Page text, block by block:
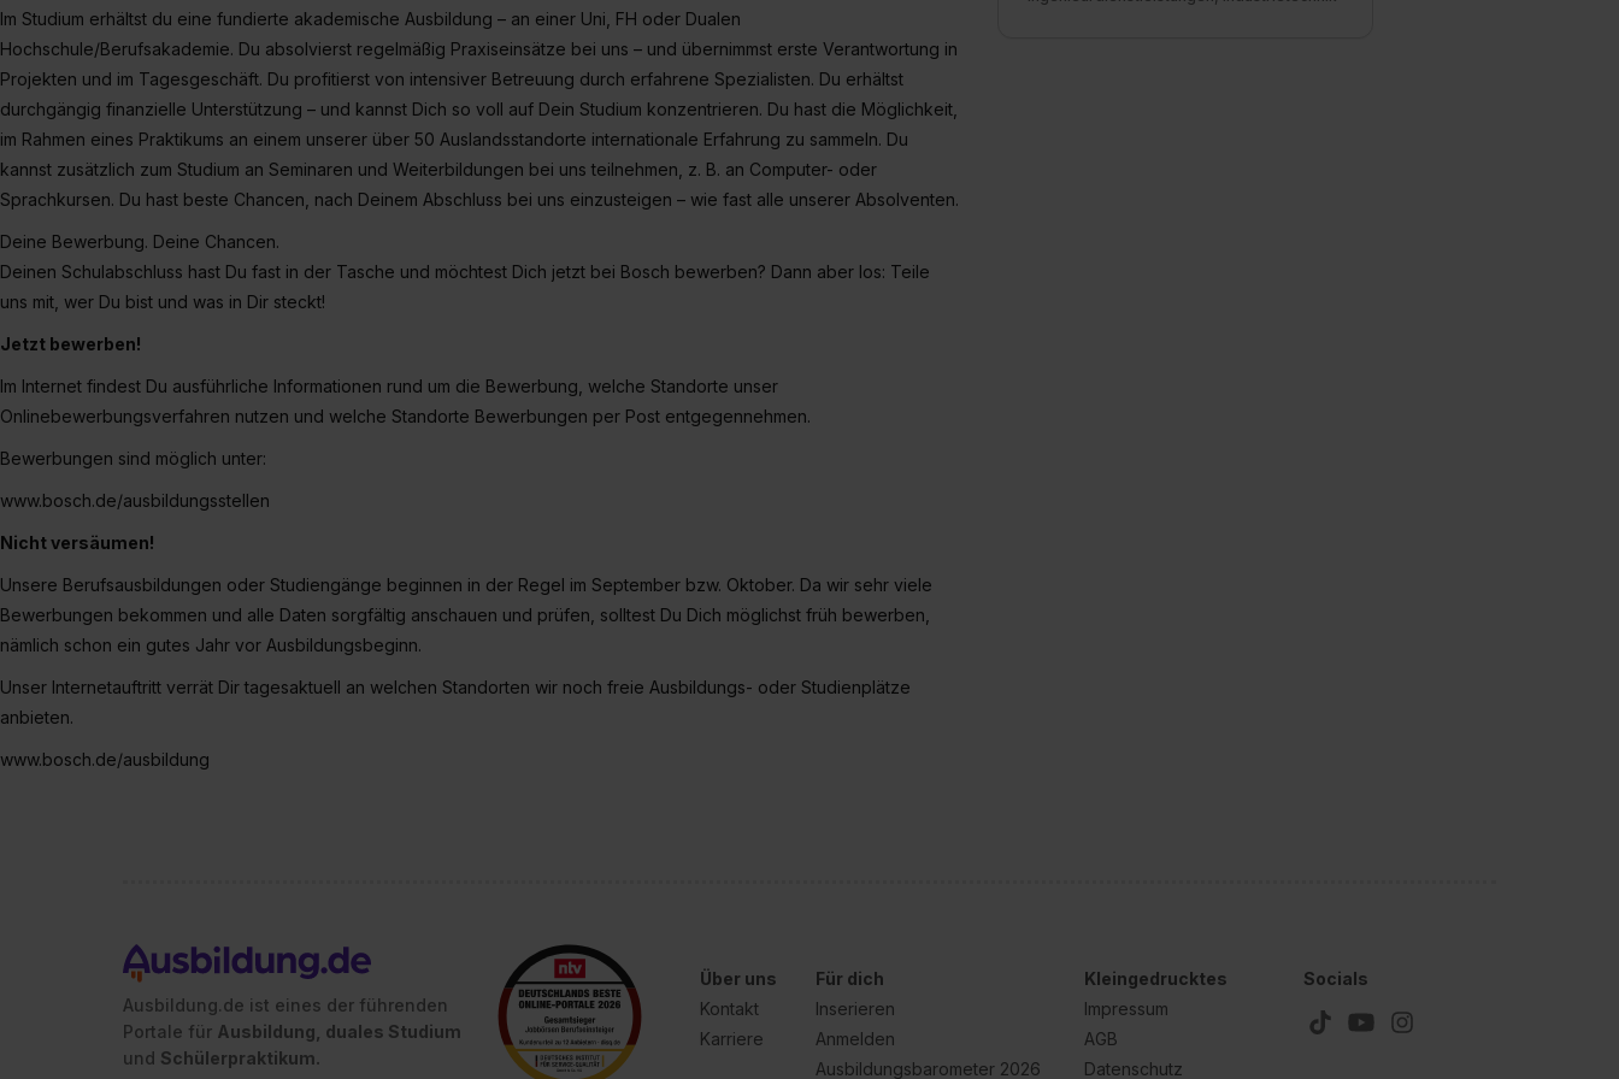
Im Studium erhältst du eine fundierte akademische Ausbildung – an einer Uni, FH oder Dualen
Hochschule/Berufsakademie. Du absolvierst regelmäßig Praxiseinsätze bei uns – und übernimmst erste Verantwortung in
Projekten und im Tagesgeschäft. Du profitierst von intensiver Betreuung durch erfahrene Spezialisten. Du erhältst
durchgängig finanzielle Unterstützung – und kannst Dich so voll auf Dein Studium konzentrieren. Du hast die Möglichkeit,
im Rahmen eines Praktikums an einem unserer über 50 Auslandsstandorte internationale Erfahrung zu sammeln. Du
kannst zusätzlich zum Studium an Seminaren und Weiterbildungen bei uns teilnehmen, z. B. an Computer- oder
Sprachkursen. Du hast beste Chancen, nach Deinem Abschluss bei uns einzusteigen – wie fast alle unserer Absolventen.
Deine Bewerbung. Deine Chancen.
Deinen Schulabschluss hast Du fast in der Tasche und möchtest Dich jetzt bei Bosch bewerben? Dann aber los: Teile
uns mit, wer Du bist und was in Dir steckt!
Jetzt bewerben!
Im Internet findest Du ausführliche Informationen rund um die Bewerbung, welche Standorte unser
Onlinebewerbungsverfahren nutzen und welche Standorte Bewerbungen per Post entgegennehmen.
Bewerbungen sind möglich unter:
www.bosch.de/ausbildungsstellen
Nicht versäumen!
Unsere Berufsausbildungen oder Studiengänge beginnen in der Regel im September bzw. Oktober. Da wir sehr viele
Bewerbungen bekommen und alle Daten sorgfältig anschauen und prüfen, solltest Du Dich möglichst früh bewerben,
nämlich schon ein gutes Jahr vor Ausbildungsbeginn.
Unser Internetauftritt verrät Dir tagesaktuell an welchen Standorten wir noch freie Ausbildungs- oder Studienplätze
anbieten.
www.bosch.de/ausbildung
Ausbildung.de ist eines der führenden
Portale für Ausbildung, duales Studium
und Schülerpraktikum.
Über uns
Kontakt
Karriere
Für dich
Inserieren
Anmelden
Ausbildungsbarometer 2026
Kleingedrucktes
Impressum
AGB
Datenschutz
Socials